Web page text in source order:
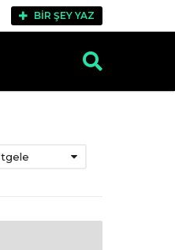
BIR ŞEY YAZ